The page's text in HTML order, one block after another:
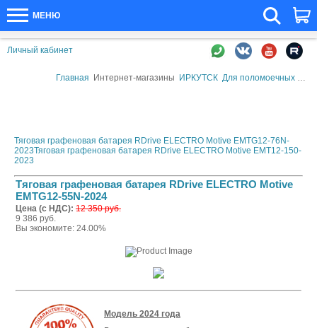
МЕНЮ
Личный кабинет
Главная Интернет-магазины ИРКУТСК Для поломоечных машин
Тяговая графеновая батарея RDrive ELECTRO Motive EMTG12-76N-
2023Тяговая графеновая батарея RDrive ELECTRO Motive EMT12-150-
2023
Тяговая графеновая батарея RDrive ELECTRO Motive
EMTG12-55N-2024
Цена (с НДС): 12 350 руб.
9 386 руб.
Вы экономите: 24.00%
Модель 2024 года